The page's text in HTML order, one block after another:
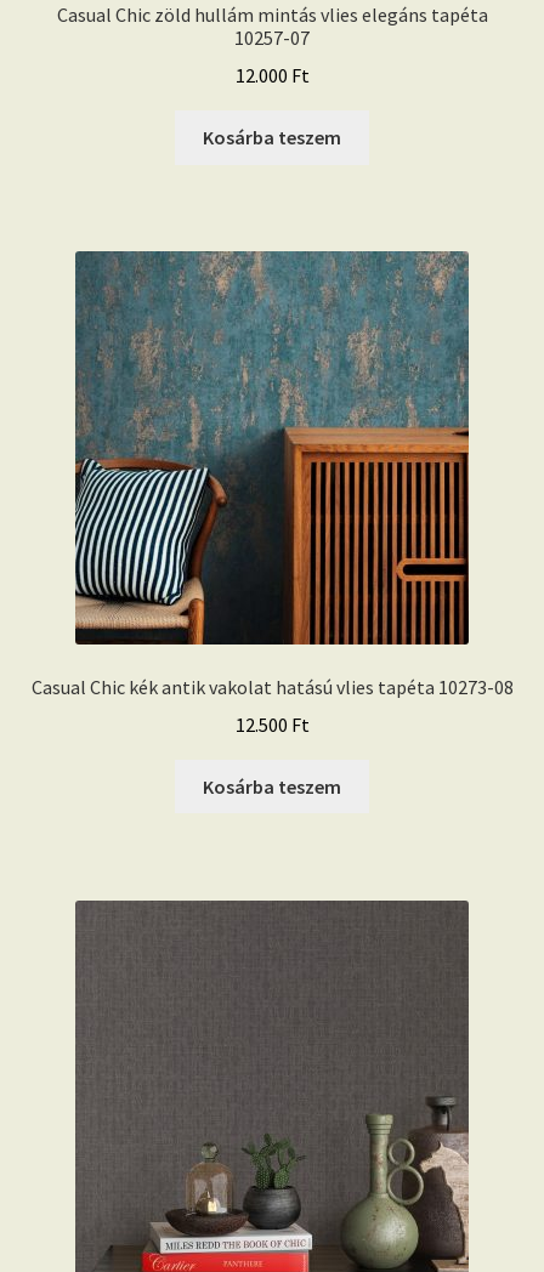
Casual Chic zöld hullám mintás vlies elegáns tapéta
10257-07
12.000 Ft
Kosárba teszem
Casual Chic kék antik vakolat hatású vlies tapéta 10273-08
12.500 Ft
Kosárba teszem